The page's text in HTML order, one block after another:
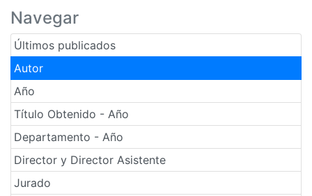
Navegar
Últimos publicados
Autor
Año
Título Obtenido - Año
Departamento - Año
Director y Director Asistente
Jurado